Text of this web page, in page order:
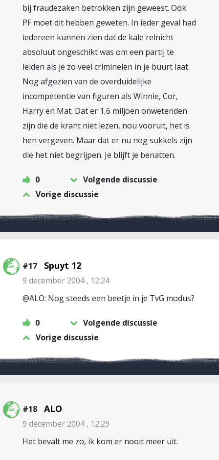
bij fraudezaken betrokken zijn geweest. Ook
PF moet dit hebben geweten. In ieder geval had
iedereen kunnen zien dat de kale relnicht
absoluut ongeschikt was om een partij te
leiden als je zo veel criminelen in je buurt laat.
Nog afgezien van de overduidelijke
incompetentie van figuren als Winnie, Cor,
Harry en Mat. Dat er 1,6 miljoen onwetenden
zijn die de krant niet lezen, nou vooruit, het is
hen vergeven. Maar dat er nu nog sukkels zijn
die het niet begrijpen. Je blijft je benatten.
0
Volgende discussie
Vorige discussie
#17 Spuyt 12
9 december 2004 , 12:24
@ALO: Nog steeds een beetje in je TvG modus?
0
Volgende discussie
Vorige discussie
#18 ALO
9 december 2004 , 12:29
Het bevalt me zo, ik kom er nooit meer uit.